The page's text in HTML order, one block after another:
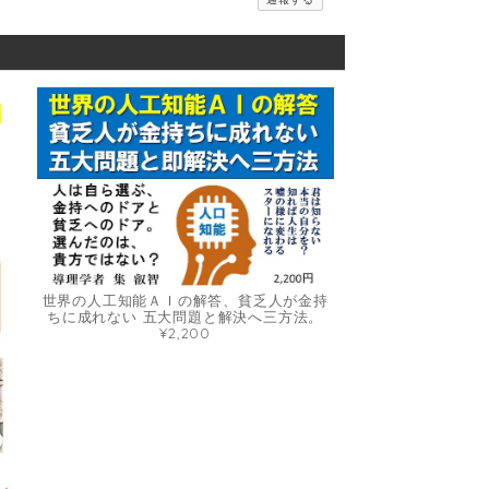
世界の人工知能ＡＩの解答、貧乏人が金持
ちに成れない 五大問題と解決へ三方法。
¥2,200